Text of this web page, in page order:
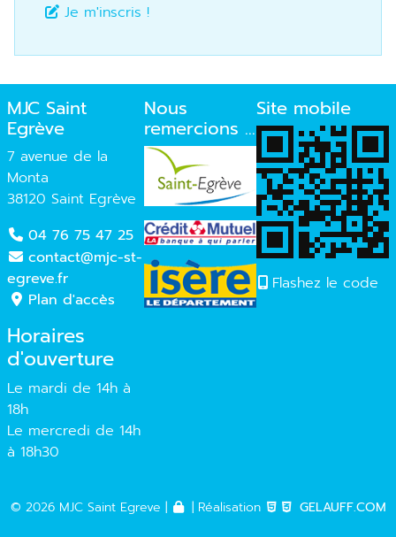
Je m'inscris !
MJC Saint
Egrève
7 avenue de la
Monta
38120 Saint Egrève
04 76 75 47 25
contact@mjc-st-
egreve.fr
Plan d'accès
Horaires
d'ouverture
Le mardi de 14h à
18h
Le mercredi de 14h
à 18h30
Nous
remercions ...
Site mobile
Flashez le code
© 2026 MJC Saint Egreve | | Réalisation GELAUFF.COM